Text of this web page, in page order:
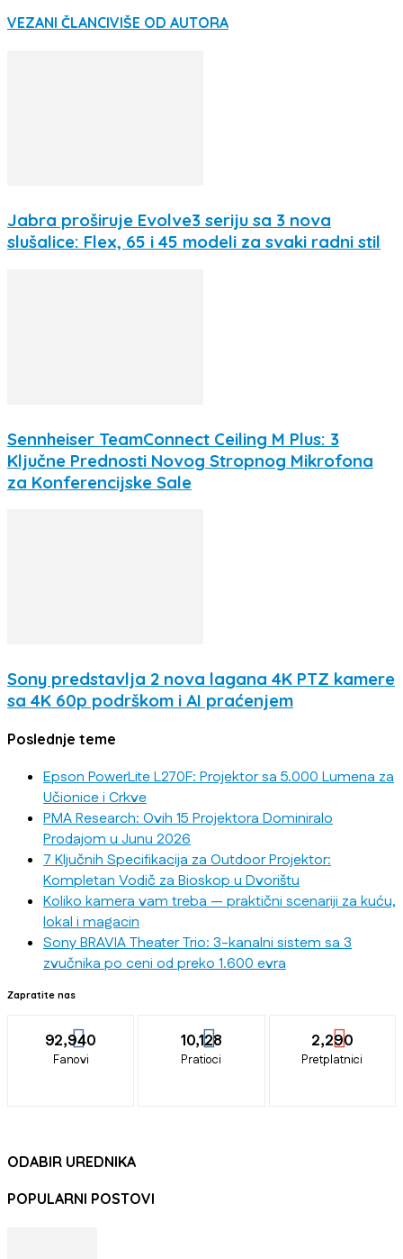
VEZANI ČLANCIVIŠE OD AUTORA
Jabra proširuje Evolve3 seriju sa 3 nova
slušalice: Flex, 65 i 45 modeli za svaki radni stil
Sennheiser TeamConnect Ceiling M Plus: 3
Ključne Prednosti Novog Stropnog Mikrofona
za Konferencijske Sale
Sony predstavlja 2 nova lagana 4K PTZ kamere
sa 4K 60p podrškom i AI praćenjem
Poslednje teme
Epson PowerLite L270F: Projektor sa 5.000 Lumena za
Učionice i Crkve
PMA Research: Ovih 15 Projektora Dominiralo
Prodajom u Junu 2026
7 Ključnih Specifikacija za Outdoor Projektor:
Kompletan Vodič za Bioskop u Dvorištu
Koliko kamera vam treba — praktični scenariji za kuću,
lokal i magacin
Sony BRAVIA Theater Trio: 3-kanalni sistem sa 3
zvučnika po ceni od preko 1.600 evra
Zapratite nas
92,940
Fanovi
10,128
Pratioci
2,290
Pretplatnici
ODABIR UREDNIKA
POPULARNI POSTOVI